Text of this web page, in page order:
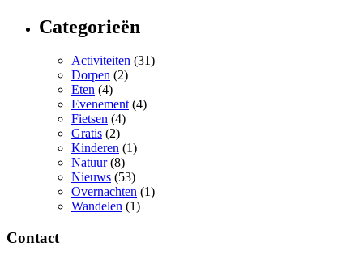
Categorieën
Activiteiten (31)
Dorpen (2)
Eten (4)
Evenement(4)
Fietsen (4)
Gratis (2)
Kinderen (1)
Natuur(8)
Nieuws (53)
Overnachten (1)
Wandelen (1)
Contact